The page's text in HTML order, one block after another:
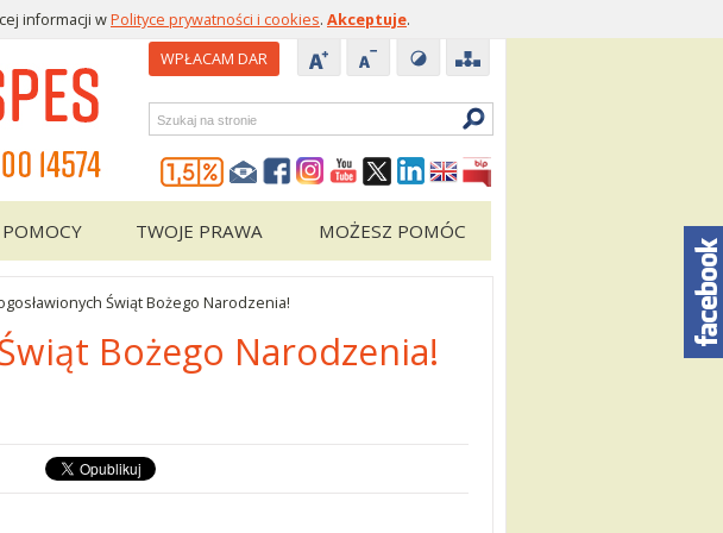
informacji wPolityce prywatności i cookies. Akceptuje.
WPŁACAM DAR
Wyszukiwarka
TWOJE PRAWA MOŻESZ POMÓC
Świąt Bożego Narodzenia!
Bożego Narodzenia!